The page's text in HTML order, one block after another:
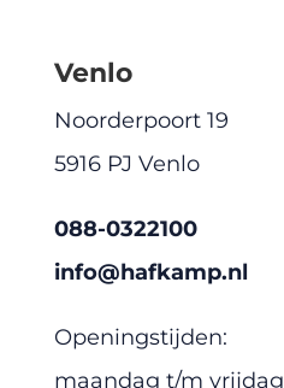
Venlo
Noorderpoort 19
5916 PJ Venlo
088-0322100
info@hafkamp.nl
Openingstijden:
maandag t/m vrijdag